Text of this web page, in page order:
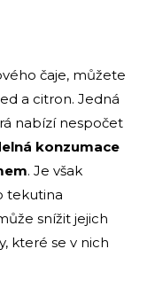
čaje, můžete
a citron. Jedná
nabízí nespočet
konzumace
. Je však
tekutina
snížit jejich
které se v nich